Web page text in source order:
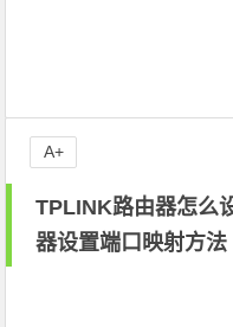
TPLINK路由器怎么
器设置端口映射方法
A+